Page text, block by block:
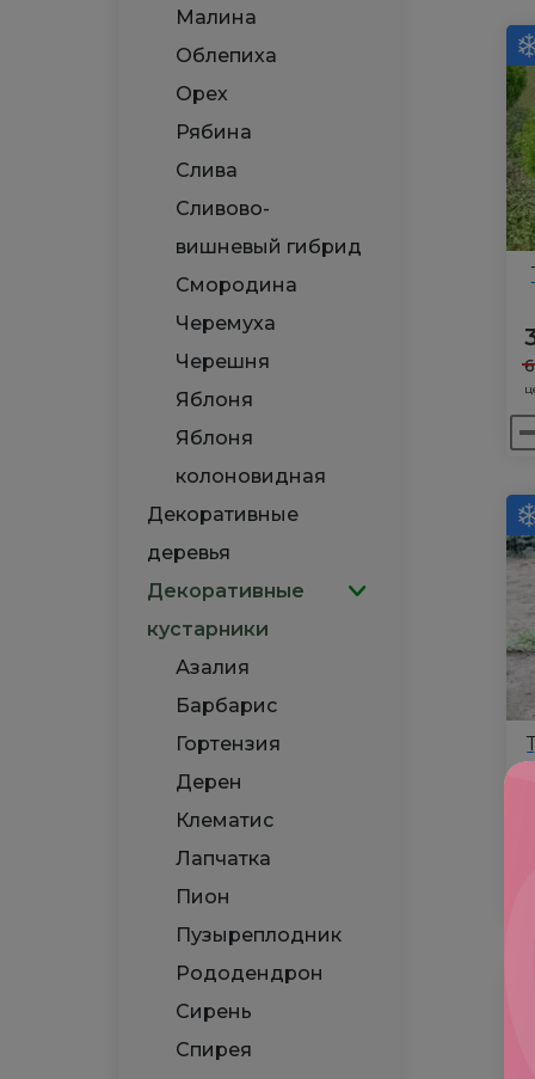
Малина
Облепиха
Орех
Рябина
Слива
Сливово-
вишневый гибрид
Смородина
Черемуха
Черешня
Яблоня
Яблоня
колоновидная
Декоративные
деревья
Декоративные
кустарники
Азалия
Барбарис
Гортензия
Дерен
Клематис
Лапчатка
Пион
Пузыреплодник
Рододендрон
Сирень
Спирея
Р9
Р9